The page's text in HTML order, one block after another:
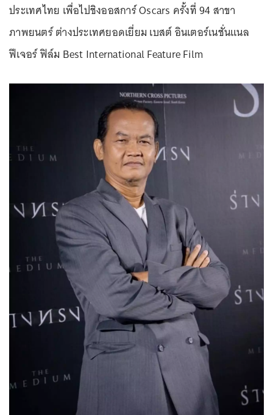
ประเทศไทย เพื่อไปชิงออสการ์ Oscars ครั้งที่ 94 สาขา
ภาพยนตร์ ต่างประเทศยอดเยี่ยม เบสต์ อินเตอร์เนชั่นแนล
ฟีเจอร์ ฟิล์ม Best International Feature Film